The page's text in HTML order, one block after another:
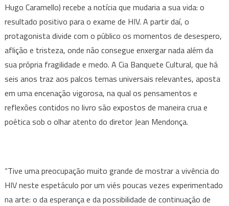
Hugo Caramello) recebe a notícia que mudaria a sua vida: o
resultado positivo para o exame de HIV. A partir daí, o
protagonista divide com o público os momentos de desespero,
aflição e tristeza, onde não consegue enxergar nada além da
sua própria fragilidade e medo. A Cia Banquete Cultural, que há
seis anos traz aos palcos temas universais relevantes, aposta
em uma encenação vigorosa, na qual os pensamentos e
reflexões contidos no livro são expostos de maneira crua e
poética sob o olhar atento do diretor Jean Mendonça.
“Tive uma preocupação muito grande de mostrar a vivência do
HIV neste espetáculo por um viés poucas vezes experimentado
na arte: o da esperança e da possibilidade de continuação de